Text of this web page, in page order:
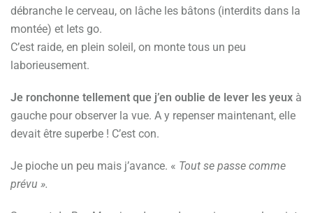
débranche le cerveau, on lâche les bâtons (interdits dans la
montée) et lets go.
C’est raide, en plein soleil, on monte tous un peu
laborieusement.
Je ronchonne tellement que j’en oublie de lever les yeux à
gauche pour observer la vue. A y repenser maintenant, elle
devait être superbe ! C’est con.
Je pioche un peu mais j’avance. « Tout se passe comme
prévu ».